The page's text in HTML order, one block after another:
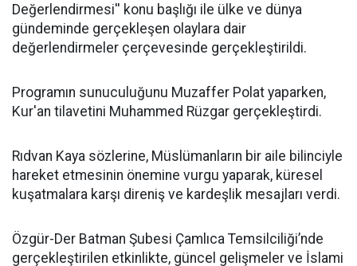
Değerlendirmesi'' konu başlığı ile ülke ve dünya
gündeminde gerçekleşen olaylara dair
değerlendirmeler çerçevesinde gerçekleştirildi.
Programın sunuculuğunu Muzaffer Polat yaparken,
Kur'an tilavetini Muhammed Rüzgar gerçekleştirdi.
Rıdvan Kaya sözlerine, Müslümanların bir aile bilinciyle
hareket etmesinin önemine vurgu yaparak, küresel
kuşatmalara karşı direniş ve kardeşlik mesajları verdi.
Özgür-Der Batman Şubesi Çamlıca Temsilciliği’nde
gerçekleştirilen etkinlikte, güncel gelişmeler ve İslami